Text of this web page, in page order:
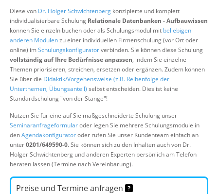
Suche
Diese von Dr. Holger Schwichtenberg konzipierte und komplett
individualisierbare Schulung Relationale Datenbanken - Aufbauwissen
können Sie einzeln buchen oder als Schulungsmodul mit beliebigen
anderen Modulenzu einer individuellen Firmenschulung (vor Ort oder
online) imSchulungskonfiguratorverbinden. Sie können diese Schulung
vollständig auf Ihre Bedürfnisse anpassen, indem Sie einzelne
Themen priorisieren, streichen, ersetzen oder ergänzen. Zudem können
Sie über die Didaktik/Vorgehensweise (z.B. Reihenfolge der
Unterthemen, Übungsanteil) selbst entscheiden. Dies ist keine
Standardschulung "von der Stange"!
Nutzen Sie für eine auf Sie maßgeschneiderte Schulung unser
Seminaranfrageformularoder legen Sie mehrere Schulungsmodule in
denAgendakonfiguratoroder rufen Sie unser Kundenteam einfach an
unter0201/649590-0. Sie können sich zu den Inhalten auch von Dr.
Holger Schwichtenberg und anderen Experten persönlich am Telefon
beraten lassen (Termine nach Vereinbarung).
Preise und Termine anfragen